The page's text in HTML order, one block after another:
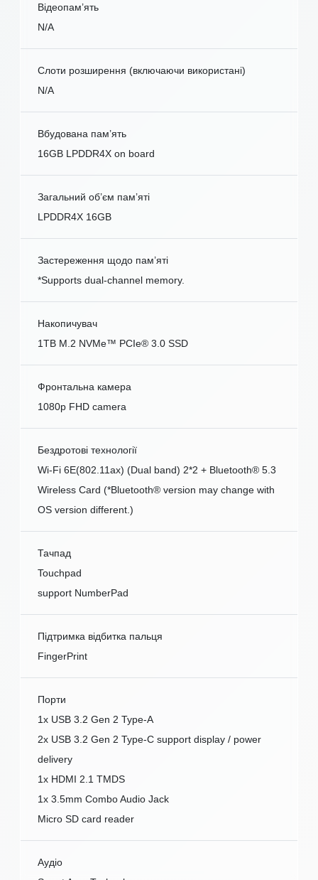
Відеопам’ять
N/A
Слоти розширення (включаючи використані)
N/A
Вбудована пам’ять
16GB LPDDR4X on board
Загальний об’єм пам’яті
LPDDR4X 16GB
Застереження щодо пам’яті
*Supports dual-channel memory.
Накопичувач
1TB M.2 NVMe™ PCIe® 3.0 SSD
Фронтальна камера
1080p FHD camera
Бездротові технології
Wi-Fi 6E(802.11ax) (Dual band) 2*2 + Bluetooth® 5.3
Wireless Card (*Bluetooth® version may change with
OS version different.)
Тачпад
Touchpad
support NumberPad
Підтримка відбитка пальця
FingerPrint
Порти
1x USB 3.2 Gen 2 Type-A
2x USB 3.2 Gen 2 Type-C support display / power
delivery
1x HDMI 2.1 TMDS
1x 3.5mm Combo Audio Jack
Micro SD card reader
Аудіо